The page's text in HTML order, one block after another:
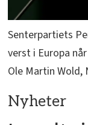
Senterpartiets
verst i Europa
Ole Martin Wold,
Nyheter